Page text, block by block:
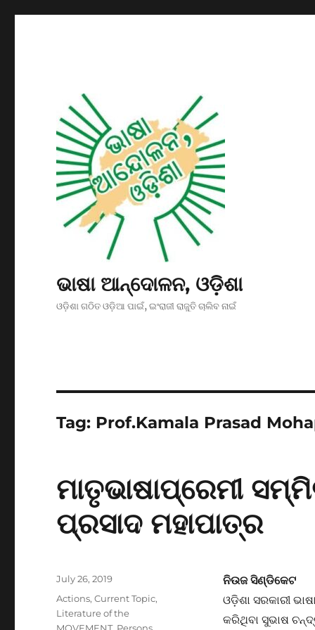
ଭାଷା ଆନ୍ଦୋଳନ, ଓଡ଼ିଶା
ଓଡ଼ିଶା ଗଠିତ ଓଡ଼ିଆ ପାଇଁ, ଇଂରାଜୀ ରାଜୁତି ଚାଲିବ ନାଇଁ
Tag: Prof.Kamala Prasad
ମାତୃଭାଷାପ୍ରେମୀ
ପ୍ରସାଦ ମହାପାତ୍ର
ନିଉଜ ସିଣ୍ଡିକେଟ
ଓଡ଼ିଶା ସରକାରୀ
କରିଥିବା ସୁଭାଷ
Posted
July 26, 2019
Categories
Actions,Current Topic,
Literature of the